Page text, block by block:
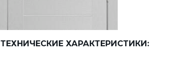
ТЕХНИЧЕСКИЕ ХАРАКТЕРИСТИКИ: